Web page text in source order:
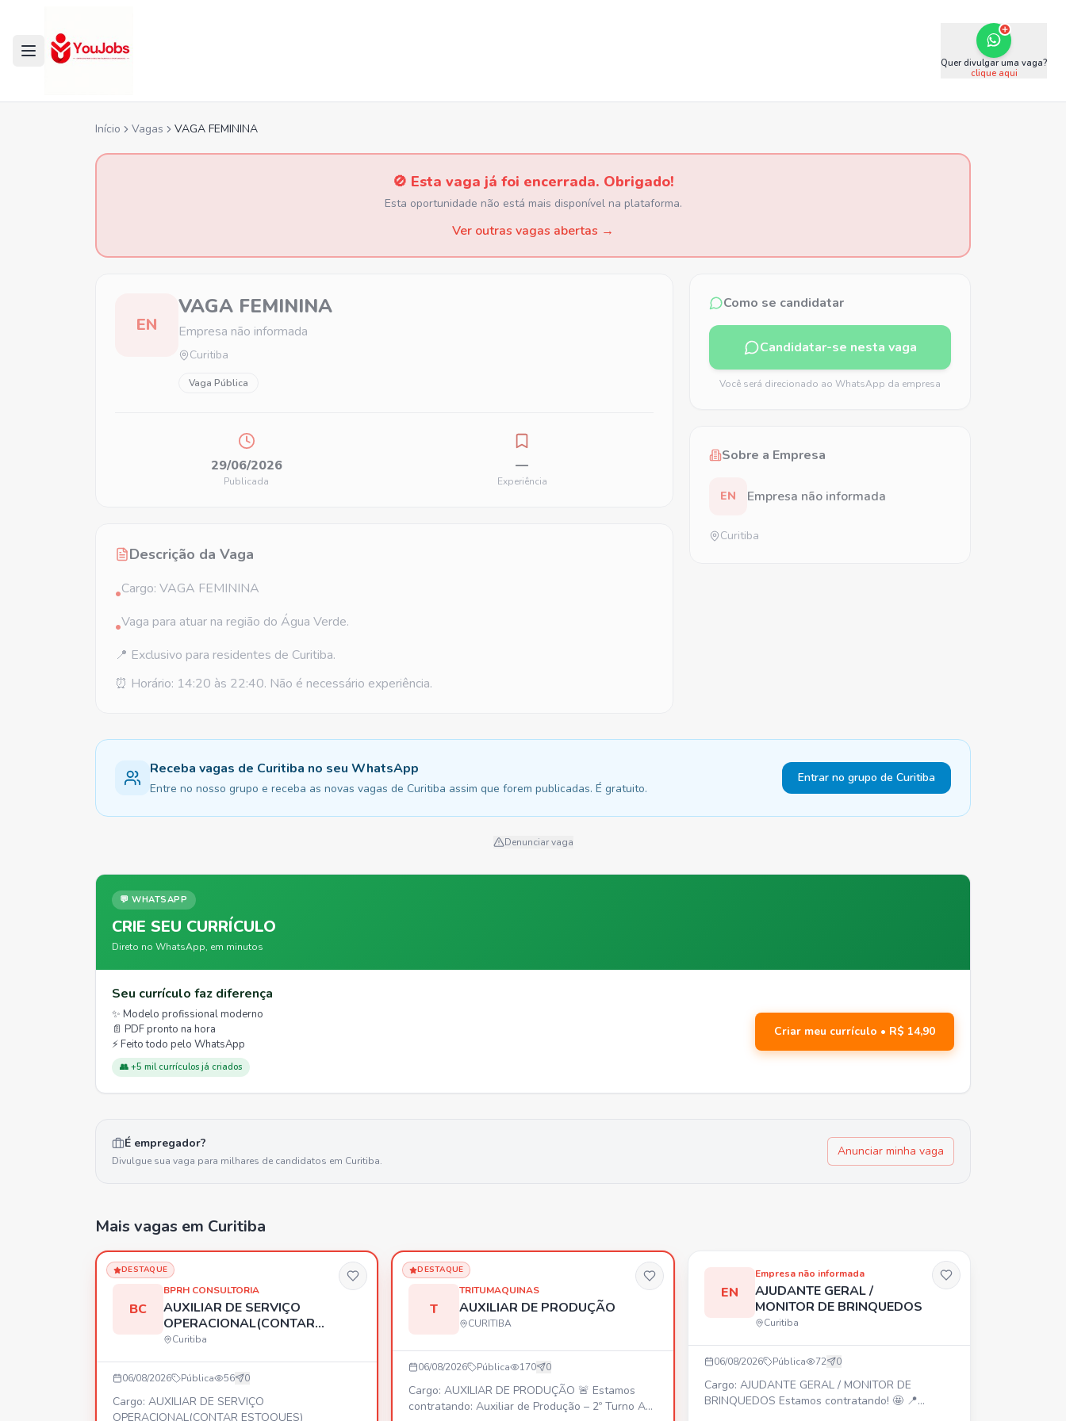
Quer divulgar uma vaga?
clique aqui
Início Vagas VAGA FEMININA
🚫 Esta vaga já foi encerrada. Obrigado!
Esta oportunidade não está mais disponível na plataforma.
Ver outras vagas abertas →
EN
VAGA FEMININA
Empresa não informada
Curitiba
Vaga Pública
29/06/2026
Publicada
—
Experiência
Descrição da Vaga
•Cargo: VAGA FEMININA
•Vaga para atuar na região do Água Verde.
📍 Exclusivo para residentes de Curitiba.
⏰ Horário: 14:20 às 22:40. Não é necessário experiência.
Como se candidatar
Candidatar-se nesta vaga
Você será direcionado ao WhatsApp da empresa
Sobre a Empresa
EN Empresa não informada
Curitiba
Receba vagas de Curitiba no seu WhatsApp
Entre no nosso grupo e receba as novas vagas de Curitiba assim que forem publicadas. É gratuito.
Entrar no grupo de Curitiba
Denunciar vaga
💬 WHATSAPP
CRIE SEU CURRÍCULO
Direto no WhatsApp, em minutos
Seu currículo faz diferença
✨ Modelo profissional moderno
📄 PDF pronto na hora
⚡ Feito todo pelo WhatsApp
👥 +5 mil currículos já criados
Criar meu currículo • R$ 14,90
É empregador?
Divulgue sua vaga para milhares de candidatos em Curitiba.
Anunciar minha vaga
Mais vagas em Curitiba
DESTAQUE
BC
BPRH CONSULTORIA
AUXILIAR DE SERVIÇO
OPERACIONAL(CONTAR
ESTOQUES)
Curitiba
06/08/2026 Pública 56 0
Cargo: AUXILIAR DE SERVIÇO
OPERACIONAL(CONTAR ESTOQUES)
DESTAQUE
T
TRITUMAQUINAS
AUXILIAR DE PRODUÇÃO
CURITIBA
06/08/2026 Pública 170 0
Cargo: AUXILIAR DE PRODUÇÃO 🚨 Estamos
contratando: Auxiliar de Produção – 2º Turno A
EN
Empresa não informada
AJUDANTE GERAL /
MONITOR DE BRINQUEDOS
Curitiba
06/08/2026 Pública 72 0
Cargo: AJUDANTE GERAL / MONITOR DE
BRINQUEDOS Estamos contratando! 🤩 📍